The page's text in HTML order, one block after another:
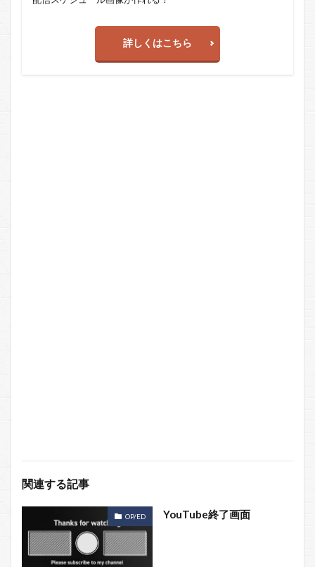
詳しくはこちら
関連する記事
OP/ED YouTube終了画面